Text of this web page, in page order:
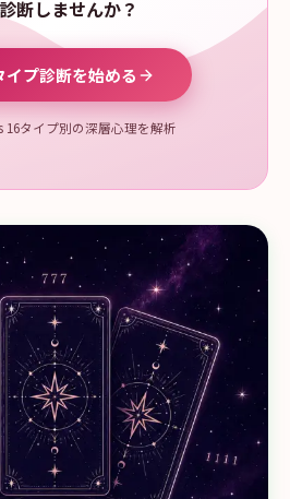
断しませんか？
プ診断を始める
16タイプ別の深層心理を解析